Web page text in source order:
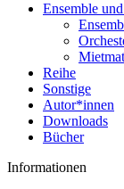
Ensemble
Reihe
Sonstige
Autor*innen
Downloads
Bücher
Informationen